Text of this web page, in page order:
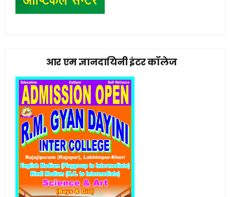
आर एम ज्ञानदायिनी इंटर कॉलेज